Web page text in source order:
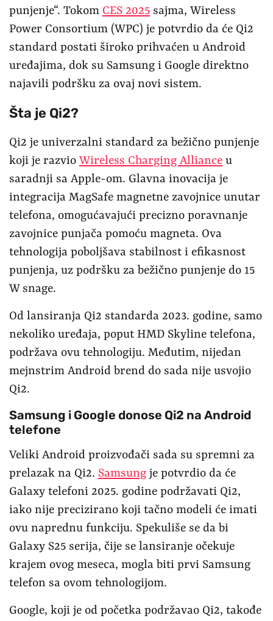
punjenje“. Tokom CES 2025 sajma, Wireless
Power Consortium (WPC) je potvrdio da će Qi2
standard postati široko prihvaćen u Android
uređajima, dok su Samsung i Google direktno
najavili podršku za ovaj novi sistem.
Šta je Qi2?
Qi2 je univerzalni standard za bežično punjenje
koji je razvio Wireless Charging Alliance u
saradnji sa Apple-om. Glavna inovacija je
integracija MagSafe magnetne zavojnice unutar
telefona, omogućavajući precizno poravnanje
zavojnice punjača pomoću magneta. Ova
tehnologija poboljšava stabilnost i efikasnost
punjenja, uz podršku za bežično punjenje do 15
W snage.
Od lansiranja Qi2 standarda 2023. godine, samo
nekoliko uređaja, poput HMD Skyline telefona,
podržava ovu tehnologiju. Međutim, nijedan
mejnstrim Android brend do sada nije usvojio
Qi2.
Samsung i Google donose Qi2 na Android
telefone
Veliki Android proizvođači sada su spremni za
prelazak na Qi2. Samsung je potvrdio da će
Galaxy telefoni 2025. godine podržavati Qi2,
iako nije precizirano koji tačno modeli će imati
ovu naprednu funkciju. Spekuliše se da bi
Galaxy S25 serija, čije se lansiranje očekuje
krajem ovog meseca, mogla biti prvi Samsung
telefon sa ovom tehnologijom.
Google, koji je od početka podržavao Qi2, takođe